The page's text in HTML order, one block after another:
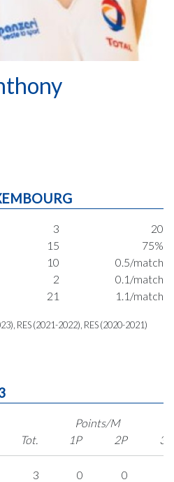
3
20
15
75%
10
0.5/match
2
0.1/match
21 1.1/match
RES (2021-2022), RES (2020-2021)
Points/M
Tot.
1P 2P 3P
3 0 0